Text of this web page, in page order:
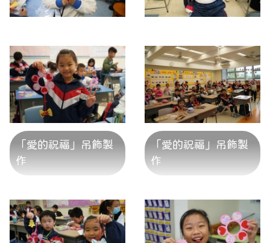
「愛的祝福」吊飾製
作
「愛的祝福」吊飾製
作